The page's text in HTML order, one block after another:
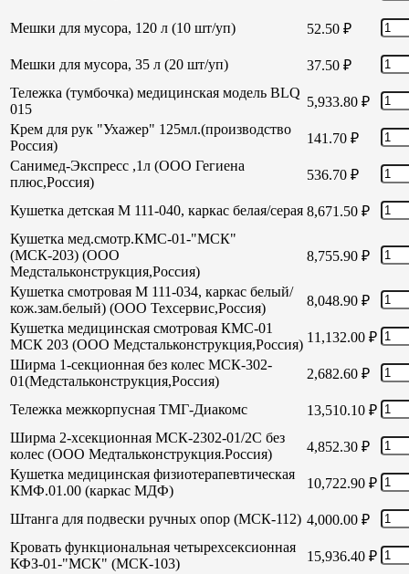
Мешки для мусора, 120 л (10 шт/уп) 52.50 ₽
Мешки для мусора, 35 л (20 шт/уп) 37.50 ₽
Тележка (тумбочка) медицинская модель BLQ
015
5,933.80 ₽
Крем для рук "Ухажер" 125мл.(производство
Россия)
141.70 ₽
Санимед-Экспресс ,1л (ООО Гегиена
плюс,Россия)
536.70 ₽
Кушетка детская М 111-040, каркас белая/серая 8,671.50 ₽
Кушетка мед.смотр.КМС-01-"МСК"
(МСК-203) (ООО
Медстальконструкция,Россия)
8,755.90 ₽
Кушетка смотровая М 111-034, каркас белый/
кож.зам.белый) (ООО Техсервис,Россия)
8,048.90 ₽
Кушетка медицинская смотровая КМС-01
МСК 203 (ООО Медстальконструкция,Россия) 11,132.00 ₽
Ширма 1-секционная без колес МСК-302-
01(Медстальконструкция,Россия)
2,682.60 ₽
Тележка межкорпусная ТМГ-Диакомс 13,510.10 ₽
Ширма 2-хсекционная МСК-2302-01/2С без
колес (ООО Медтальконструкция.Россия)
4,852.30 ₽
Кушетка медицинская физиотерапевтическая
КМФ.01.00 (каркас МДФ)
10,722.90 ₽
Штанга для подвески ручных опор (МСК-112) 4,000.00 ₽
Кровать функциональная четырехсексионная
КФЗ-01-"МСК" (МСК-103)
15,936.40 ₽